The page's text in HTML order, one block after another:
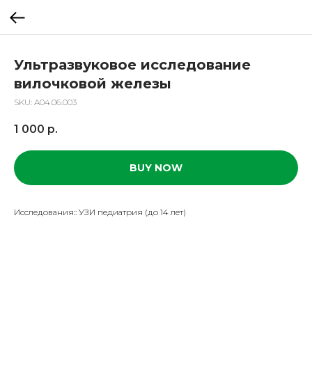
Ультразвуковое исследование
вилочковой железы
SKU: A04.06.003
1 000 р.
BUY NOW
Исследования:: УЗИ педиатрия (до 14 лет)